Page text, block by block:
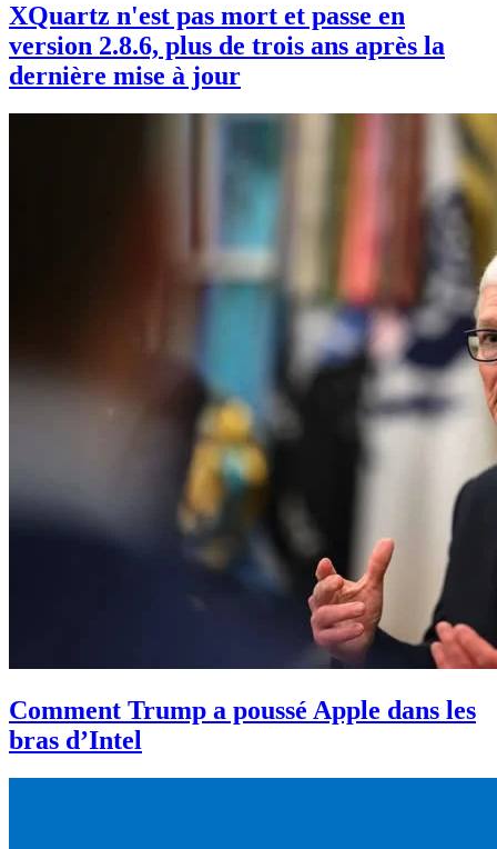
XQuartz n'est pas mort et passe en
version 2.8.6, plus de trois ans après la
dernière mise à jour
Comment Trump a poussé Apple dans les
bras d’Intel